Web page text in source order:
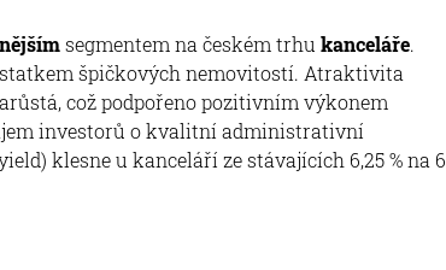
segmentem na českém trhu kanceláře.
špičkových nemovitostí. Atraktivita
což podpořeno pozitivním výkonem
investorů o kvalitní administrativní
klesne u kanceláří ze stávajících 6,25 % na 6